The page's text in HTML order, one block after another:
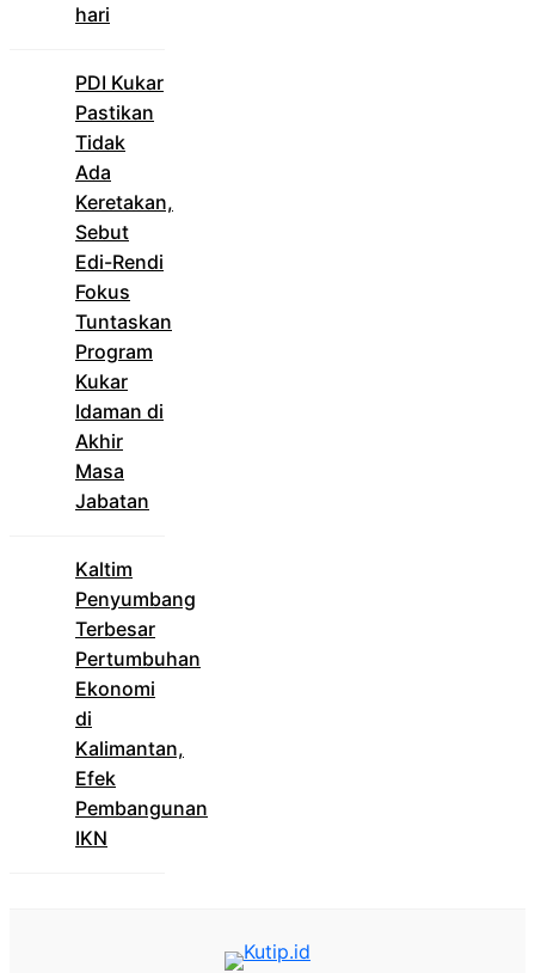
hari
PDI Kukar
Pastikan
Tidak
Ada
Keretakan,
Sebut
Edi-Rendi
Fokus
Tuntaskan
Program
Kukar
Idaman di
Akhir
Masa
Jabatan
Kaltim
Penyumbang
Terbesar
Pertumbuhan
Ekonomi
di
Kalimantan,
Efek
Pembangunan
IKN